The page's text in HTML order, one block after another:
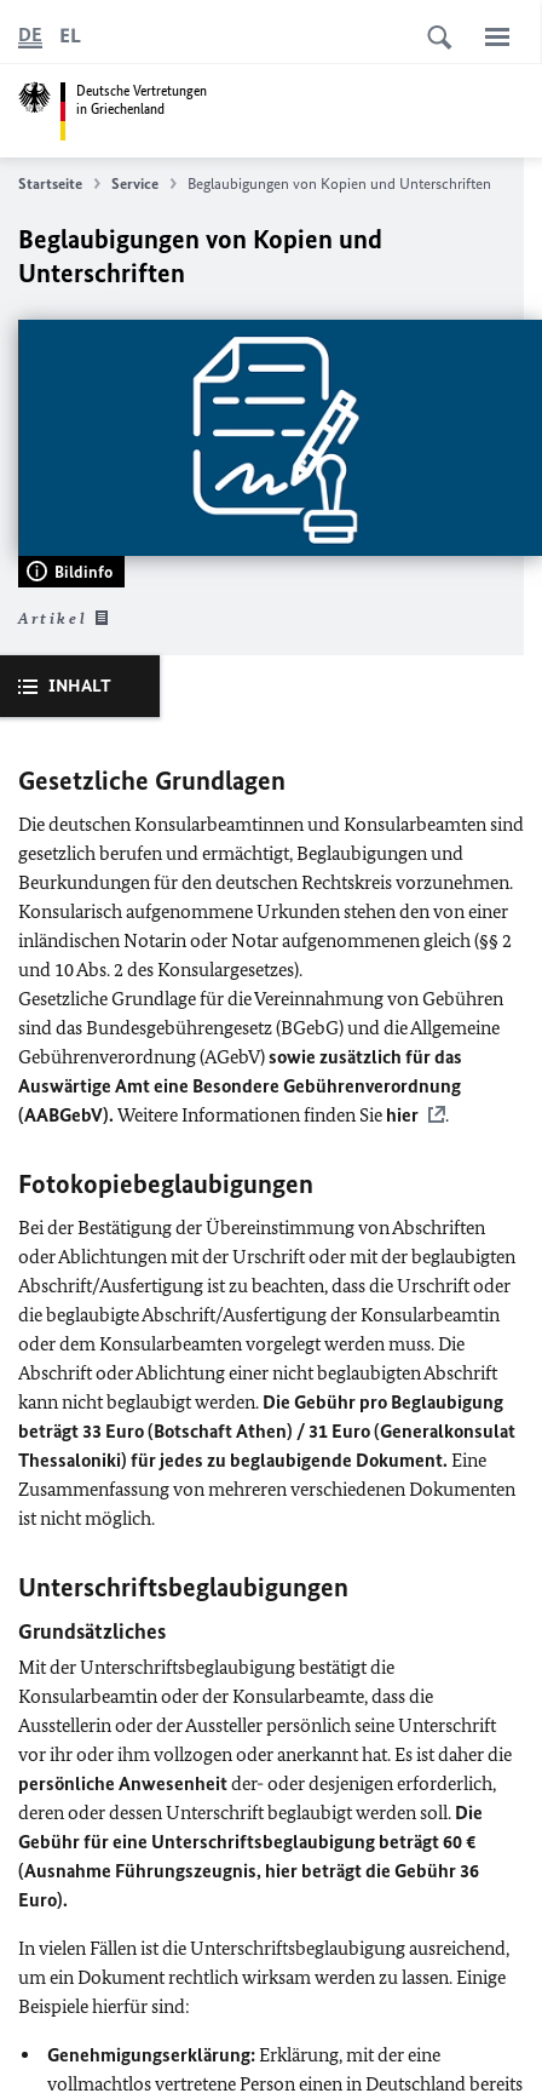
Deutsche Vertretungen
in Griechenland
DE EL
Startseite Service Beglaubigungen von Kopien und Unterschriften
Beglaubigungen von Kopien und
Unterschriften
Bildinfo
Artikel
INHALT
Gesetzliche Grundlagen
Die deutschen Konsularbeamtinnen und Konsularbeamten sind
gesetzlich berufen und ermächtigt, Beglaubigungen und
Beurkundungen für den deutschen Rechtskreis vorzunehmen.
Konsularisch aufgenommene Urkunden stehen den von einer
inländischen Notarin oder Notar aufgenommenen gleich (§§ 2
und 10 Abs. 2 des Konsulargesetzes).
Gesetzliche Grundlage für die Vereinnahmung von Gebühren
sind das Bundesgebührengesetz (BGebG) und die Allgemeine
Gebührenverordnung (AGebV)sowie zusätzlich für das
Auswärtige Amt eine Besondere Gebührenverordnung
(AABGebV). Weitere Informationen finden Sie hier .
Fotokopiebeglaubigungen
Bei der Bestätigung der Übereinstimmung von Abschriften
oder Ablichtungen mit der Urschrift oder mit der beglaubigten
Abschrift/Ausfertigung ist zu beachten, dass die Urschrift oder
die beglaubigte Abschrift/Ausfertigung der Konsularbeamtin
oder dem Konsularbeamten vorgelegt werden muss. Die
Abschrift oder Ablichtung einer nicht beglaubigten Abschrift
kann nicht beglaubigt werden. Die Gebühr pro Beglaubigung
beträgt 33 Euro (Botschaft Athen) / 31 Euro (Generalkonsulat
Thessaloniki) für jedes zu beglaubigende Dokument. Eine
Zusammenfassung von mehreren verschiedenen Dokumenten
ist nicht möglich.
Unterschriftsbeglaubigungen
Grundsätzliches
Mit der Unterschriftsbeglaubigung bestätigt die
Konsularbeamtin oder der Konsularbeamte, dass die
Ausstellerin oder der Aussteller persönlich seine Unterschrift
vor ihr oder ihm vollzogen oder anerkannt hat. Es ist daher die
persönliche Anwesenheitder- oder desjenigen erforderlich,
deren oder dessen Unterschrift beglaubigt werden soll. Die
Gebühr für eine Unterschriftsbeglaubigung beträgt 60 €
(Ausnahme Führungszeugnis, hier beträgt die Gebühr 36
Euro).
In vielen Fällen ist die Unterschriftsbeglaubigung ausreichend,
um ein Dokument rechtlich wirksam werden zu lassen. Einige
Beispiele hierfür sind:
Genehmigungserklärung:Erklärung, mit der eine
vollmachtlos vertretene Person einen in Deutschland bereits